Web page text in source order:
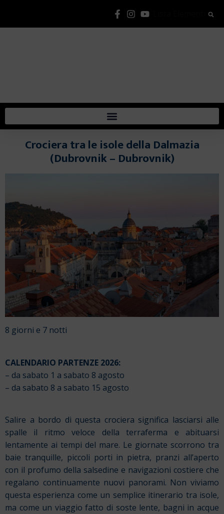
Crociera tra le isole della Dalmazia
(Dubrovnik – Dubrovnik)
8 giorni e 7 notti
CALENDARIO PARTENZE 2026:
– da sabato 1 a sabato 8 agosto
– da sabato 8 a sabato 15 agosto
Salire a bordo di questa crociera significa lasciarsi alle
spalle il ritmo veloce della terraferma e abituarsi
lentamente ai tempi del mare. Le giornate scorrono tra
baie tranquille, piccoli porti in pietra, pranzi all’aperto
con il profumo della salsedine e navigazioni costiere che
regalano continuamente nuovi panorami. Non viviamo
questa esperienza come un semplice itinerario tra isole,
ma come un viaggio fatto di soste lente, bagni in acque